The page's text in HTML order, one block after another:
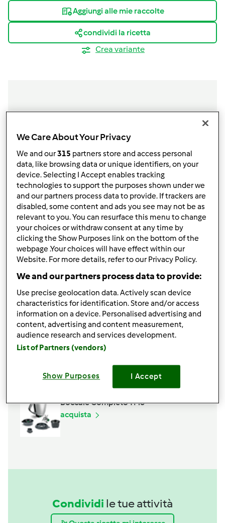
Aggiungi alle mie raccolte
condividi la ricetta
Crea variante
Linguine al pesto e gamberi
80grammoFoglie di basilico lavate e asciugate
80
grammo
Grana Padano grattugiato
1/2cucchiainosale
150grammo olio extra vergine di oliva
8gamberoni
360grammolinguine
30grammo pinoli
100grammovino bianco
Aggiungi alla lista della spesa
Accessori che ti serviranno
Varoma
acquista
acquista
Boccale Completo TM6
acquista
Condividi le tue attività
We Care About Your Privacy
We and our315 partners store and access personal
data, like browsing data or unique identifiers, on your
device. Selecting I Accept enables tracking
technologies to support the purposes shown under we
and our partners process data to provide. If trackers are
disabled, some content and ads you see may not be as
relevant to you. You can resurface this menu to change
your choices or withdraw consent at any time by
clicking the Show Purposes link on the bottom of the
webpage .Your choices will have effect within our
Website. For more details, refer to our Privacy Policy.
We and our partners process data to provide:
Use precise geolocation data. Actively scan device
characteristics for identification. Store and/or access
information on a device. Personalised advertising and
content, advertising and content measurement,
audience research and services development.
List of Partners (vendors)
Show Purposes I Accept